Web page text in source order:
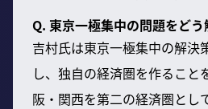
Q. 東京一極集中の問題をどう
吉村氏は東京一極集中の解決
し、独自の経済圏を作ること
阪・関西を第二の経済圏とし